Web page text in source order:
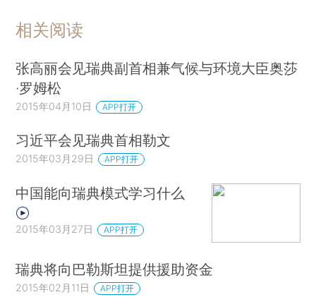
相关阅读
张高丽会见瑞典副首相兼气候与环境大臣奥莎
·罗姆松
2015年04月10日 APP打开
习近平会见瑞典首相勒文
2015年03月29日 APP打开
中国能向瑞典模式学习什么
2015年03月27日 APP打开
瑞典将向巴勒斯坦提供援助资金
2015年02月11日 APP打开